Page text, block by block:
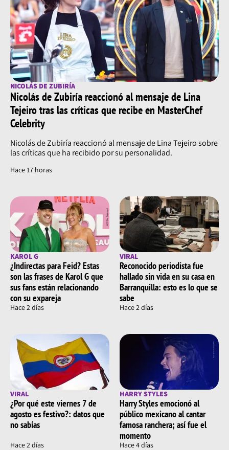
NICOLÁS DE ZUBIRÍA
Nicolás de Zubiría reaccionó al mensaje de Lina
Tejeiro tras las críticas que recibe en MasterChef
Celebrity
Nicolás de Zubiría reaccionó al mensaje de Lina Tejeiro sobre
las críticas que ha recibido por su personalidad.
Hace 17 horas
KAROL G
¿Indirectas para Feid? Estas
son las frases de Karol G que
sus fans están relacionando
con su expareja
Hace 2 días
VIRAL
Reconocido periodista fue
hallado sin vida en su casa en
Barranquilla: esto es lo que se
sabe
Hace 2 días
VIRAL
¿Por qué este viernes 7 de
agosto es festivo?: datos que
no sabías
Hace 2 días
HARRY STYLES
Harry Styles emocionó al
público mexicano al cantar
famosa ranchera; así fue el
momento
Hace 4 días